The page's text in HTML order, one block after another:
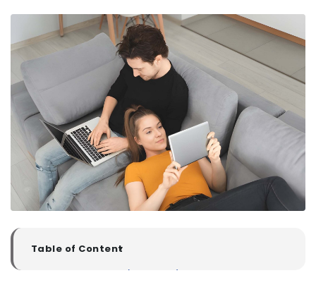
Table of Content
▼